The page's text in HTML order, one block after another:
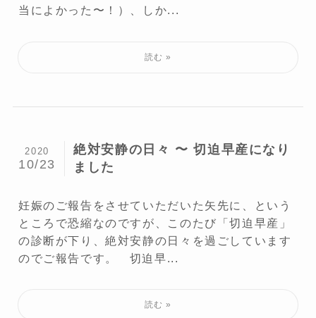
当によかった〜！）、しか...
絶対安静の日々 〜 切迫早産になり
ました
2020
10/23
妊娠のご報告をさせていただいた矢先に、という
ところで恐縮なのですが、このたび「切迫早産」
の診断が下り、絶対安静の日々を過ごしています
のでご報告です。 切迫早...